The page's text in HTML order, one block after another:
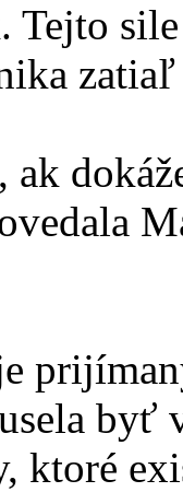
Tejto
ak
byť
ktoré